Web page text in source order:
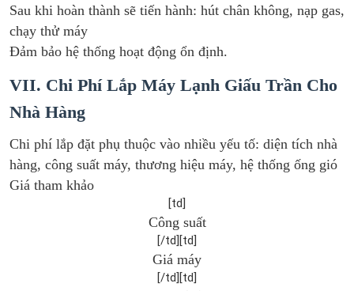
Sau khi hoàn thành sẽ tiến hành: hút chân không, nạp gas,
chạy thử máy
Đảm bảo hệ thống hoạt động ổn định.
VII. Chi Phí Lắp Máy Lạnh Giấu Trần Cho
Nhà Hàng
Chi phí lắp đặt phụ thuộc vào nhiều yếu tố: diện tích nhà
hàng, công suất máy, thương hiệu máy, hệ thống ống gió
Giá tham khảo
[td]
Công suất
[/td][td]
Giá máy
[/td][td]